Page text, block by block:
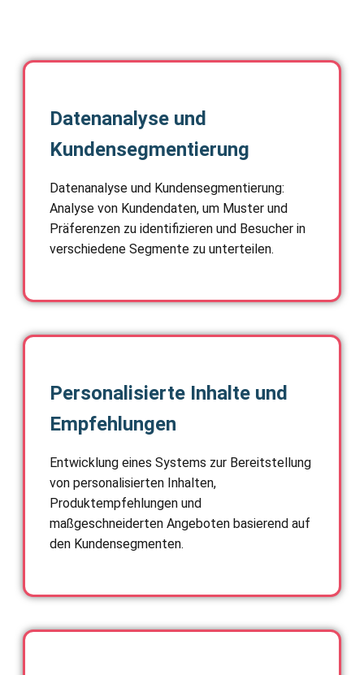
Datenanalyse und
Kundensegmentierung
Datenanalyse und Kundensegmentierung:
Analyse von Kundendaten, um Muster und
Präferenzen zu identifizieren und Besucher in
verschiedene Segmente zu unterteilen.
Personalisierte Inhalte und
Empfehlungen
Entwicklung eines Systems zur Bereitstellung
von personalisierten Inhalten,
Produktempfehlungen und
maßgeschneiderten Angeboten basierend auf
den Kundensegmenten.